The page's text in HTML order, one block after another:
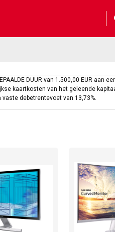
DUUR van 1.500,00 EUR aan
kaartkosten van het geleende
debetrentevoet van 13,73%.